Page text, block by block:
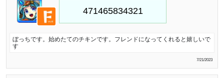
ぼっちです。始めたてのチキンです。フレンドになってくれると嬉しいで
す
7/21/2023